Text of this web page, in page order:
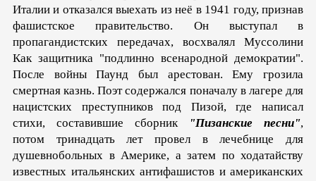
Италии и отказался выехать из неё в 1941 году, признав
фашист­ское правительство. Он выступал в
пропагандистских передачах, восхвалял Муссолини
Как защитника "подлинно всенародной демократии".
После войны Паунд был арестован. Ему грозила
смертная казнь. Поэт содержался поначалу в лагере для
нацист­ских преступников под Пизой, где написал
стихи, составившие сборник
"Пизанские песни",
потом тринадцать лет провел в лечебнице для
душевнобольных в Америке, а затем по ходатайст­ву
известных итальянских антифашистов и американских